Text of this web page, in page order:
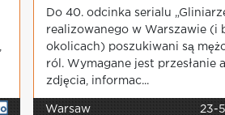
Do 40. odcinka serialu
realizowanego w Warszawie (i
okolicach) poszukiwani są
ról. Wymagane jest przesłanie
zdjęcia, informac...
Warsaw 23-